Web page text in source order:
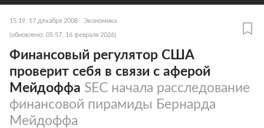
15:19, 17 декабря 2008 Экономика
(обновлено: 05:57, 16 февраля 2026)
Финансовый регулятор США
проверит себя в связи с аферой
Мейдоффа SEC начала расследование
финансовой пирамиды Бернарда
Мейдоффа